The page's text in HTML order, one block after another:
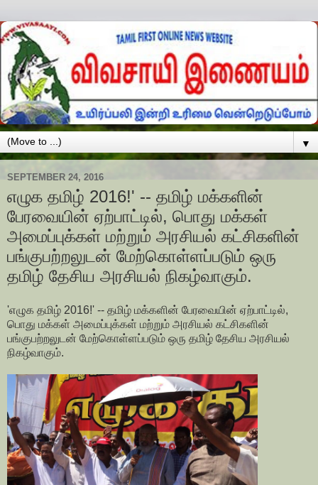
▼
SEPTEMBER 24, 2016
எழுக தமிழ் 2016!' -- தமிழ் மக்களின்
பேரவையின் ஏற்பாட்டில், பொது மக்கள்
அமைப்புக்கள் மற்றும் அரசியல் கட்சிகளின்
பங்குபற்றலுடன் மேற்கொள்ளப்படும் ஒரு
தமிழ் தேசிய அரசியல் நிகழ்வாகும்.
'எழுக தமிழ் 2016!' -- தமிழ் மக்களின் பேரவையின் ஏற்பாட்டில்,
பொது மக்கள் அமைப்புக்கள் மற்றும் அரசியல் கட்சிகளின்
பங்குபற்றலுடன் மேற்கொள்ளப்படும் ஒரு தமிழ் தேசிய அரசியல்
நிகழ்வாகும்.